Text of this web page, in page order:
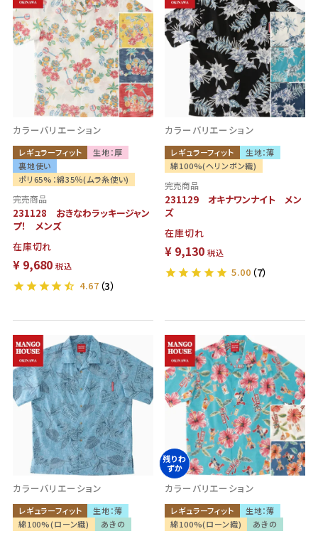
カラーバリエーション
レギュラーフィット
生地：厚
裏地使い
ポリ65%：綿35％(ムラ糸使い)
完売商品
231128 おきなわラッキージャン
プ！ メンズ
在庫切れ
¥ 9,680 税込
4.67 （3）
カラーバリエーション
レギュラーフィット
生地：薄
綿100%(ヘリンボン織)
完売商品
231129 オキナワンナイト メン
ズ
在庫切れ
¥ 9,130 税込
5.00 （7）
カラーバリエーション
レギュラーフィット
生地：薄
綿100%(ローン織)
あきの
カラーバリエーション
レギュラーフィット
生地：薄
綿100%(ローン織)
あきの
残りわ
ずか